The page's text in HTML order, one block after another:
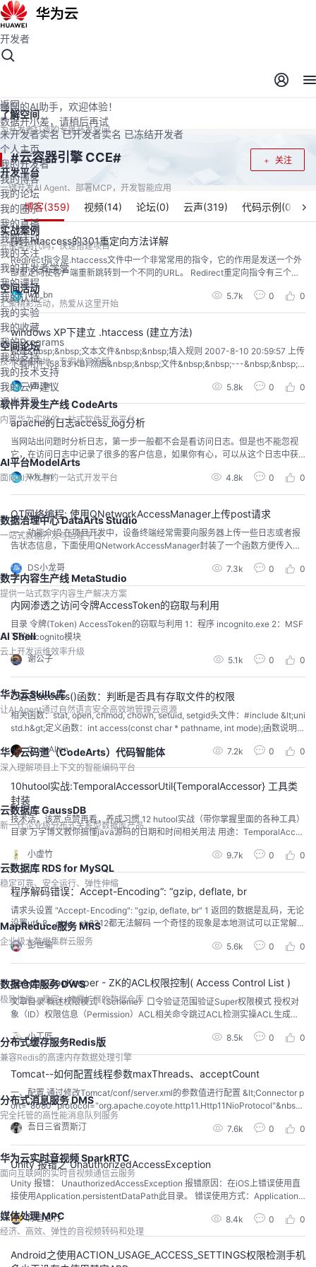
开发者空间
开发者空间
了解空间
为开发者打造的专属开发空间
开发平台
一键开发AI Agent、部署MCP，开发智能应用
实战案例
完整案例代码，快速搭建项目
空间活动
汇聚精彩活动，热爱从这里开始
空间论坛
技术交流阵地，专家坐堂答疑
软件开发生产线 CodeArts
内置华为实践的一站式软件开发平台
AI平台ModelArts
面向AI开发者的一站式开发平台
数据治理中心 DataArts Studio
一站式数据开发与治理平台
数字内容生产线 MetaStudio
提供一站式数字内容生产解决方案
AI Shell
云上开发运维效率升级
华为云Skills库
让AI Agent通过自然语言安全高效地管理云资源
华为云码道（CodeArts）代码智能体
深入理解项目上下文的智能编码平台
云数据库 GaussDB
新一代企业级分布式关系型数据库产品
云数据库 RDS for MySQL
稳定可靠、安全运行、弹性伸缩
MapReduce服务 MRS
企业级大数据集群云服务
数据仓库服务 DWS
极致性能、稳定、按需扩展的数据仓库
分布式缓存服务Redis版
兼容Redis的高速内存数据处理引擎
分布式消息服务 DMS
完全托管的高性能消息队列服务
华为云实时音视频 SparkRTC
面向互联网的实时音视频通信云服务
媒体处理 MPC
经济、高效、弹性的音视频转码和处理
开发者
返回
未开发者实名 已开发者实名 已冻结开发者
个人主页
我的开发者
我的博客
我的论坛
我的圈子
我的直播
我的活动
我的关注
我的开发者学堂
我的课程
我的认证
我的实验
我的收藏
我的Programs
我的支持
我的技术支持
我的云声建议
退出登录
懂您的AI助手，欢迎体验！
数据开小差，请稍后再试
关注
#云容器引擎 CCE#
博客(359) 视频(14) 论坛(0) 云声(319) 代码示例(0
[转].htaccess的301重定向方法详解
Redirect指令是.htaccess文件中一个非常常用的指令，它的作用是发送一个外
部重定向使客户端重新跳转到一个不同的URL。 Redirect重定向指令有三个不
同的状态参数： 第一个是permanent：永久性301重定向； 第二个是temp：临
时重定向状态码，即返回302； 第三个是seeother：此参数表示“参见”的含
义，...
wh_bn 5.7k 0 0
windows XP下建立 .htaccess (建立方法)
新建&nbsp;&nbsp;文本文件&nbsp;&nbsp;填入规则 2007-8-10 20:59:57 上传
下载附件 (58.83 KB) 然后&nbsp;&nbsp;文件&nbsp;&nbsp;---&nbsp;&nbsp;
wh_bn
5.8k 0 0
apache的日志access_log分析
当网站出问题时分析日志，第一步一般都不会是看访问日志。但是也不能忽视
它，在访问日志中记录了很多的客户信息，如果你有心，可以从这个日志中获
得很多有用的信息！ 访问日志access_log记录了所有对Web服务器的访问活
动。&nbsp; 正如其名字所示，访问日志access_log记录了所有对Web服务器的
访问活动。 下面是访问日...
wh_bn 4.8k 0 0
QT网络编程: 使用QNetworkAccessManager上传post请求
一、功能介绍 在项目开发中，设备终端经常需要向服务器上传一些日志或者报
告状态信息，下面使用QNetworkAccessManager封装了一个函数方便传入要
代码里没有关联状态槽函数，实际运用里上传的数据量比较小，数据会间断性
重复上传，就没判断成功状态。 二、...
DS小龙哥 7.3k 0 0
内网渗透之访问令牌AccessToken的窃取与利用
目录 令牌(Token) AccessToken的窃取与利用 1：程序 incognito.exe 2：MSF
下的incognito模块
谢公子 5.1k 0 0
C语言access()函数：判断是否具有存取文件的权限
相关函数：stat, open, chmod, chown, setuid, setgid头文件：#include &lt;uni
std.h&gt;定义函数：int access(const char * pathname, int mode);函数说明：
CodeAllen
7.2k 0 0
10hutool实战:TemporalAccessorUtil{TemporalAccessor} 工具类
封装
技术活，该赏 点赞再看，养成习惯 12 hutool实战（带你掌握里面的各种工具）
目录 万字博文教你搞懂java源码的日期和时间相关用法 用途：TemporalAcces
小虚竹
9.7k 0 0
程序解码错误：Accept-Encoding“: “gzip, deflate, br
请求头设置 "Accept-Encoding": "gzip, deflate, br" 1 返回的数据是乱码，无论
设置utf-8、gbk、gb2312都无法解码 一个奇怪的现象是本地测试可以正常解...
彭世瑜 5.6k 0 0
Apache ZooKeeper - ZK的ACL权限控制( Access Control List )
文章目录 概述权限模式（Scheme）口令验证范围验证Super权限模式 授权对
象（ID）权限信息（Permission）ACL相关命令跳过ACL检测实操ACL生成授
小工匠
8.5k 0 0
Tomcat--如何配置线程参数maxThreads、acceptCount
一、配置 通过修改Tomcat/conf/server.xml的参数值进行配置 &lt;Connector p
ort="8080" protocol="org.apache.coyote.http11.Http11NioProtocol"&nbsp;
&nbsp;&nbsp;&nbsp;&nbsp;&nbsp;&nbsp;&nbsp;...
吾日三省贾斯汀
7.6k 0 0
Unity 报错之 UnauthorizedAccessException
Unity 报错： UnauthorizedAccessException 报错原因：在iOS上错误使用直
接使用Application.persistentDataPath此目录。 错误使用方式：Application.p
ersistentDataPath + gameType + “_dRule.txt”，，，此使用方式在Android移
动端是没有问题的，也许是因...
陈言必行 8.4k 0 0
Android之使用ACTION_USAGE_ACCESS_SETTINGS权限检测手机